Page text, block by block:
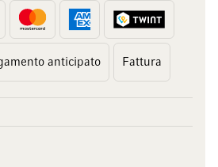
anticipato Fattura